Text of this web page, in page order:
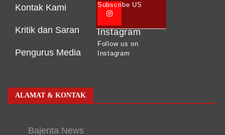
Kontak Kami
Kritik dan Saran
Pengurus Media
Subscribe US
Instagram
Follow us on
Instagram
ALAMAT & KONTAK
Bajenta News